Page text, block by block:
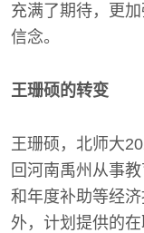
充满了期待，更
信念。
王珊硕的转变
王珊硕，北师大
回河南禹州从事
和年度补助等经
外，计划提供的